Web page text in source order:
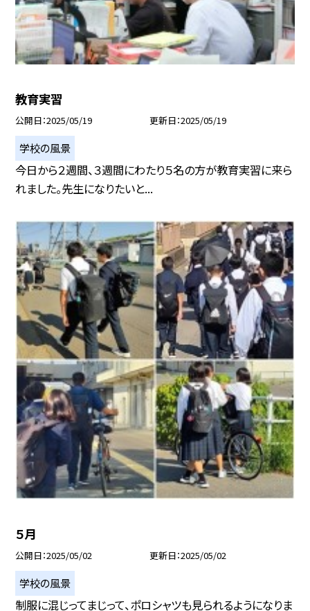
教育実習
公開日 2025/05/19 更新日 2025/05/19
学校の風景
今日から２週間、３週間にわたり５名の方が教育実習に来ら
れました。先生になりたいと...
５月
公開日 2025/05/02 更新日 2025/05/02
学校の風景
制服に混じってまじって、ポロシャツも見られるようになりま